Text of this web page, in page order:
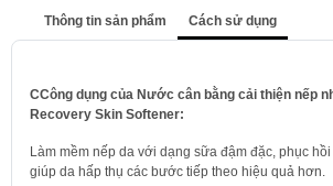
Thông tin sản phẩm Cách sử dụng
CCông dụng của Nước cân bằng cải thiện nếp
Recovery Skin Softener:
Làm mềm nếp da với dạng sữa đậm đặc, phục
giúp da hấp thụ các bước tiếp theo hiệu quả hơn.